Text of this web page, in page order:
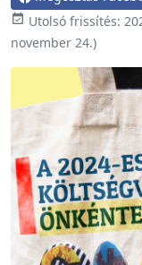
 Utolsó frissítés:
november 24.)